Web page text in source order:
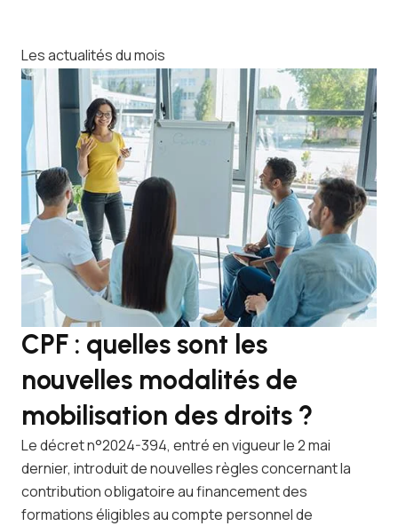
Les actualités du mois
CPF : quelles sont les
nouvelles modalités de
mobilisation des droits ?
Le décret n°2024-394, entré en vigueur le 2 mai
dernier, introduit de nouvelles règles concernant la
contribution obligatoire au financement des
formations éligibles au compte personnel de